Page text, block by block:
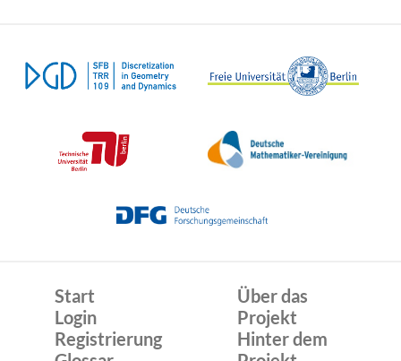
Start
Login
Registrierung
Über das
Projekt
Hinter dem